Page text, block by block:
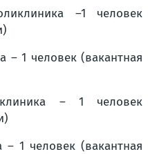
–1 человек
– 1 человек (вакантная
– 1 человек
– 1 человек (вакантная